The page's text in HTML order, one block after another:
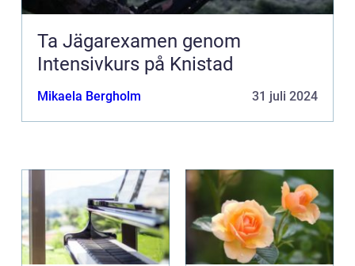
Ta Jägarexamen genom
Intensivkurs på Knistad
Mikaela Bergholm 31 juli 2024